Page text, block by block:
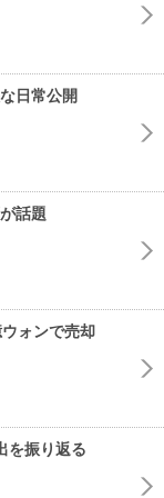
日常公開
話題
ォンで売却
を振り返る